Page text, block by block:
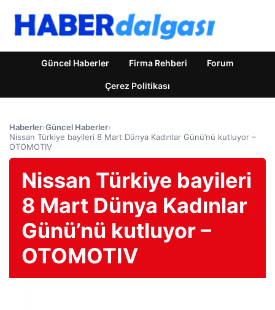
Güncel Haberler Firma Rehberi Forum
Çerez Politikası
Haberler›Güncel Haberler›
Nissan Türkiye bayileri 8 Mart Dünya Kadınlar Günü’nü kutluyor –
OTOMOTIV
Nissan Türkiye bayileri
8 Mart Dünya Kadınlar
Günü’nü kutluyor –
OTOMOTIV